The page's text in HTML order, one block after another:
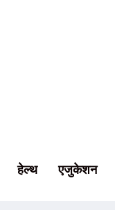
हेल्थ एजुकेशन